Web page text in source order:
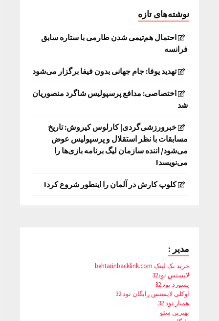
نوشته‌های تازه
احتمال هم‌تیمی شدن طارمی با ستاره سابق
فرانسه
تهدید یوفا: جام جهانی بدون فیفا برگزار می‌شود
اختصاصی: مدافع پرسپولیس شاگرد منصوریان
شد
خبرورزشی‌گردی| کارلوس کیروش: تاریخ
مسابقات با نظر استقلال و پرسپولیس عوض
می‌شود/ اننده سازمان لیگ برنامه بازی‌ها را
می‌نویسد!
کلوپ کارش در آلمان را اینطور شروع کرد!
مدیر :
خرید بک لینک behtarinbacklink.com
لایسنس نود32
پسورد نود 32
اوکلی لایسنس رایگان نود 32
همیار نود 32
بهترین سئو